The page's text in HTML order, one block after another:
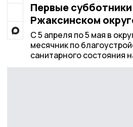
Первые
Ржаксинском
С 5 апреля по 5 мая в
месячник по
санитарного состояния